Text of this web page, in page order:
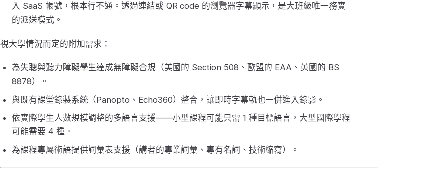
入 SaaS 帳號，根本行不通。透過連結或 QR code 的瀏覽器字幕顯示，是大班級唯一務實
的派送模式。
視大學情況而定的附加需求：
為失聰與聽力障礙學生達成無障礙合規（美國的 Section 508、歐盟的 EAA、英國的 BS
8878）。
與既有課堂錄製系統（Panopto、Echo360）整合，讓即時字幕軌也一併進入錄影。
依實際學生人數規模調整的多語言支援——小型課程可能只需 1 種目標語言，大型國際學程
可能需要 4 種。
為課程專屬術語提供詞彙表支援（講者的專業詞彙、專有名詞、技術縮寫）。